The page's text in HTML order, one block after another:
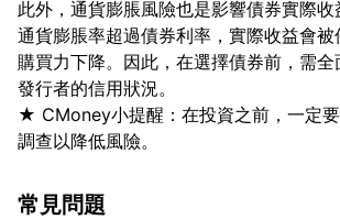
此外，通貨膨脹風險也是影響債券實際
通貨膨脹率超過債券利率，實際收益會
購買力下降。因此，在選擇債券前，需全
發行者的信用狀況。
★ CMoney小提醒：在投資之前，一定
常見問題